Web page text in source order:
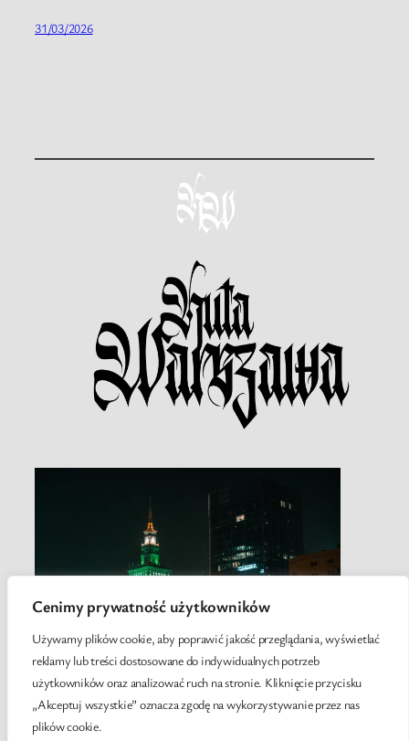
Cenimy prywatność użytkowników
Używamy plików cookie, aby poprawić jakość przeglądania, wyświetlać
reklamy lub treści dostosowane do indywidualnych potrzeb
użytkowników oraz analizować ruch na stronie. Kliknięcie przycisku
„Akceptuj wszystkie” oznacza zgodę na wykorzystywanie przez nas
plików cookie.
31/03/2026